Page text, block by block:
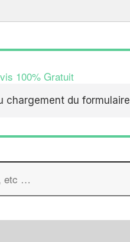
100% Gratuit
chargement du formulaire